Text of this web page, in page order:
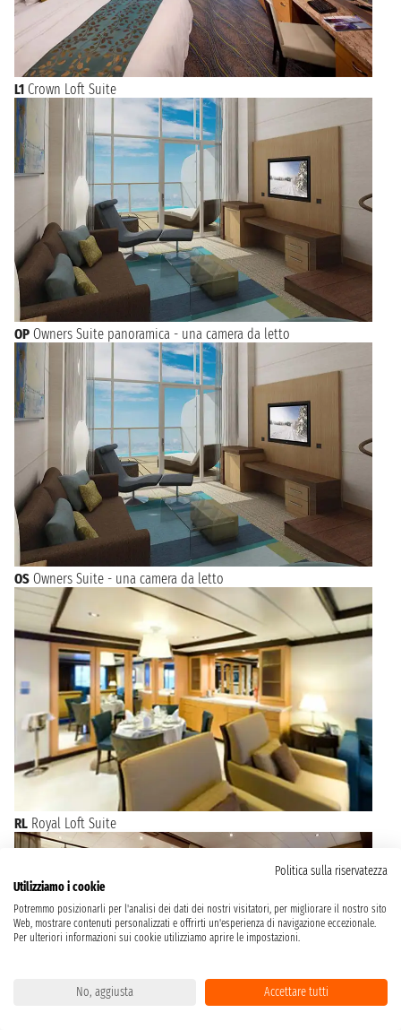
L1 Crown Loft Suite
OP Owners Suite panoramica - una camera da letto
OS Owners Suite - una camera da letto
RL Royal Loft Suite
Politica sulla riservatezza
Utilizziamo i cookie
Potremmo posizionarli per l'analisi dei dati dei nostri visitatori, per migliorare il nostro sito
Web, mostrare contenuti personalizzati e offrirti un'esperienza di navigazione eccezionale.
Per ulteriori informazioni sui cookie utilizziamo aprire le impostazioni.
No, aggiusta Accettare tutti